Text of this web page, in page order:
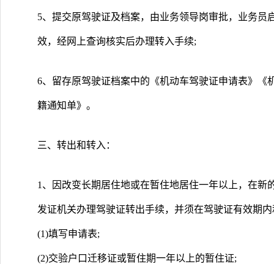
5、提交原驾驶证及档案，由业务领导岗审批，业务员
效，经网上查询核实后办理转入手续;
6、留存原驾驶证档案中的《机动车驾驶证申请表》《
籍通知单》。
三、转出和转入：
1、因改变长期居住地或在暂住地居住一年以上，在
发证机关办理驾驶证转出手续，并须在驾驶证有效期
(1)填写申请表;
(2)交验户口迁移证或暂住期一年以上的暂住证;